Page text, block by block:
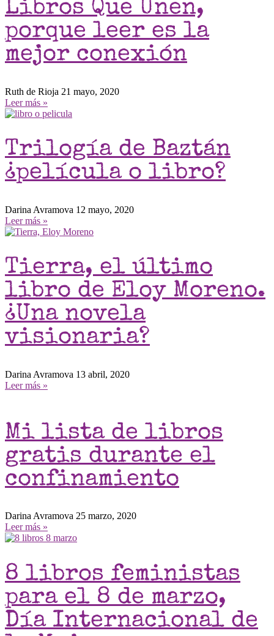
Libros Que Unen,
porque leer es la
mejor conexión
Ruth de Rioja 21 mayo, 2020
Leer más »
Trilogía de Baztán
¿película o libro?
Darina Avramova 12 mayo, 2020
Leer más »
Tierra, el último
libro de Eloy Moreno.
¿Una novela
visionaria?
Darina Avramova 13 abril, 2020
Leer más »
Mi lista de libros
gratis durante el
confinamiento
Darina Avramova 25 marzo, 2020
Leer más »
8 libros feministas
para el 8 de marzo,
Día Internacional de